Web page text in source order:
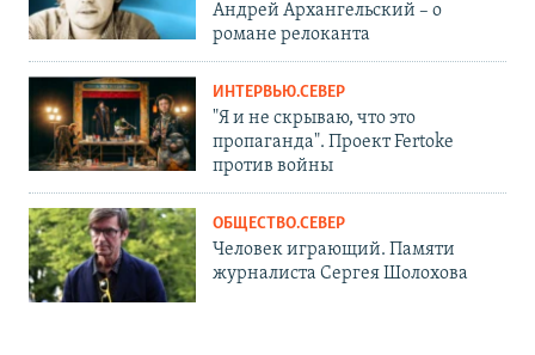
Андрей Архангельский – о
романе релоканта
ИНТЕРВЬЮ.СЕВЕР
"Я и не скрываю, что это
пропаганда". Проект Fertoke
против войны
ОБЩЕСТВО.СЕВЕР
Человек играющий. Памяти
журналиста Сергея Шолохова